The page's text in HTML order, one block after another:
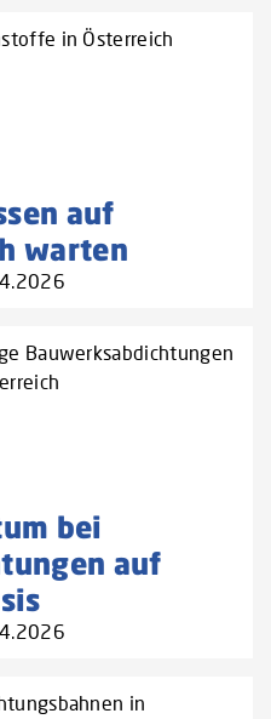
in Österreich
auf
warten
Bauwerksabdichtungen
bei
auf
in